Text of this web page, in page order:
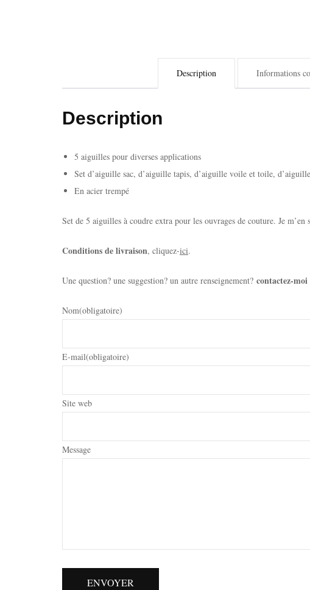
Description Informations
Description
5 aiguilles pour diverses applications
Set d’aiguille sac, d’aiguille tapis, d’aiguille voile et toile,
En acier trempé
Set de 5 aiguilles à coudre extra pour les ouvrages de couture. Je m’en
Conditions de livraison, cliquez-ici.
Une question? une suggestion? un autre renseignement? contactez-moi
Nom(obligatoire)
E-mail(obligatoire)
Site web
Message
ENVOYER